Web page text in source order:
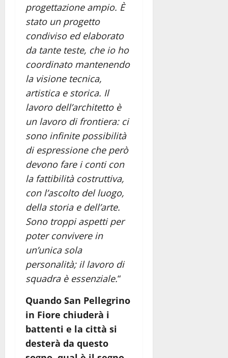
progettazione ampio. È
stato un progetto
condiviso ed elaborato
da tante teste, che io ho
coordinato mantenendo
la visione tecnica,
artistica e storica. Il
lavoro dell’architetto è
un lavoro di frontiera: ci
sono infinite possibilità
di espressione che però
devono fare i conti con
la fattibilità costruttiva,
con l’ascolto del luogo,
della storia e dell’arte.
Sono troppi aspetti per
poter convivere in
un’unica sola
personalità; il lavoro di
squadra è essenziale.“
Quando San Pellegrino
in Fiore chiuderà i
battenti e la città si
desterà da questo